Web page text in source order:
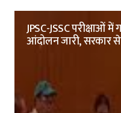
JPSC-JSSC परीक्षाओं
आंदोलन जारी, सरकार से